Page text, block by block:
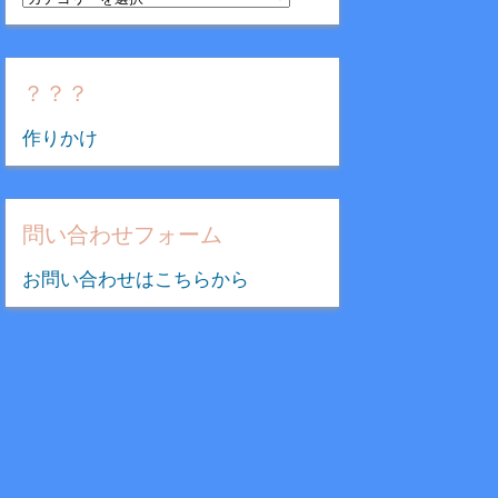
テ
ゴ
リ
？？？
作りかけ
問い合わせフォーム
お問い合わせはこちらから